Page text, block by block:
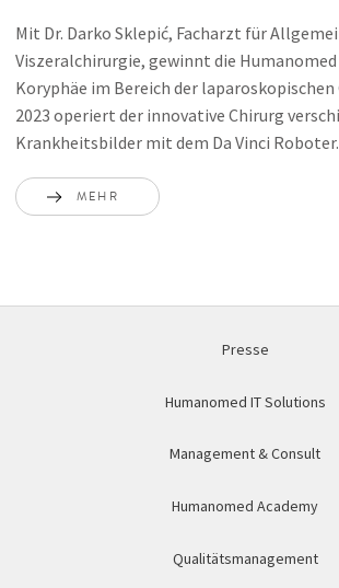
Mit Dr. Darko Sklepić, Facharzt für
Viszeralchirurgie, gewinnt die
Koryphäe im Bereich der laparoskopischen
2023 operiert der innovative Chirurg
Krankheitsbilder mit dem Da Vinci Roboter.
MEHR
Presse
Humanomed IT Solutions
Management & Consult
Humanomed Academy
Qualitätsmanagement